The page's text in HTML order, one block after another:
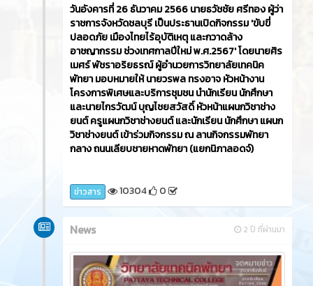
วันอังคารที่ 26 ธันวาคม 2566​ นายธวัชชัย ศรีทอง ผู้ว่า
ราชการจังหวัดชลบุรี เป็นประธานเปิดกิจกรรม 'ขับขี่
ปลอดภัย เมืองไทยไร้อุบัติเหตุ และกวาดล้าง
อาชญากรรม ช่วงเทศกาลปีใหม่ พ.ศ.2567' โดยนายศิร
เมศร์ พัชราอริยธรณ์ ผู้อำนวยการวิทยาลัยเทคนิค
พัทยา มอบหมายให้ นายวรพล ทรงอาจ หัวหน้างาน
โครงการพิเศษและบริการชุมชน นำนักเรียน นักศึกษา
และนายไกรวัฒน์ บุญไชยสวัสดิ์ หัวหน้าแผนกวิชาช่าง
ยนต์ ครูแผนกวิชาช่างยนต์ และนักเรียน นักศึกษา แผนก
วิชาช่างยนต์ เข้าร่วมกิจกรรม ณ ลานกิจกรรมพัทยา
กลาง ถนนเลียบชายหาดพัทยา (แยกนิภาลอดจ์)
ข่าวสาร 10304 0
2 ปี ที่ผ่านมา
News